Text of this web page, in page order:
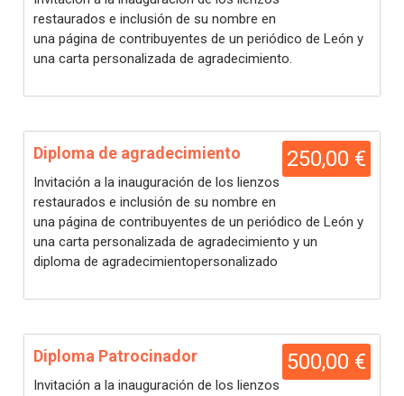
restaurados e inclusión de su nombre en
una página de contribuyentes de un periódico de León y
una carta personalizada de agradecimiento.
250,00 €
Diploma de agradecimiento
Invitación a la inauguración de los lienzos
restaurados e inclusión de su nombre en
una página de contribuyentes de un periódico de León y
una carta personalizada de agradecimiento y un
diploma de agradecimientopersonalizado
500,00 €
Diploma Patrocinador
Invitación a la inauguración de los lienzos